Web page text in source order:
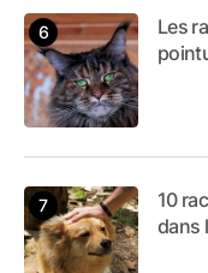
Les
10
dans